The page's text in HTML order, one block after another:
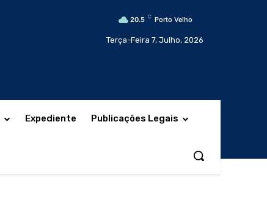
20.5 C Porto Velho
Terça-Feira 7, Julho, 2026
Expediente Publicações Legais